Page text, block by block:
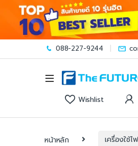
088-227-9244
Wishlist
หน้าหลัก เครื่องใช้ไ